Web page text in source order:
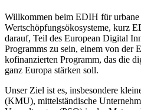
Willkommen beim EDIH für urbane
Wertschöpfungsökosysteme, kurz
darauf, Teil des European Digital
Programms zu sein, einem von der
kofinanzierten Programm, das die
ganz Europa stärken soll.
Unser Ziel ist es, insbesondere
(KMU), mittelständische